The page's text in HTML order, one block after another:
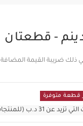
- قطعتان
ذلك ضريبة القيمة المضافة
قطعة متوفرة
غير بالأثاث فقط)